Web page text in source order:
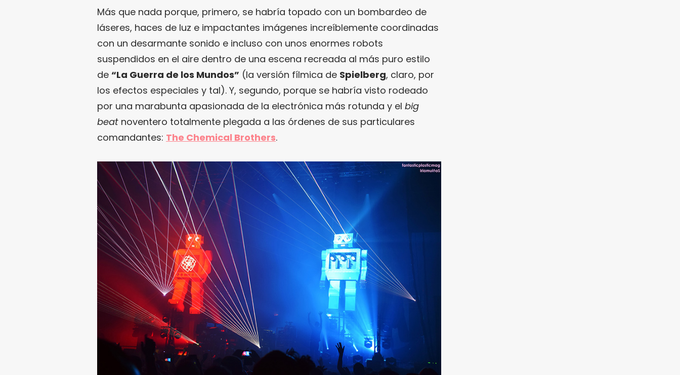
Más que nada porque, primero, se habría topado con un bombardeo de
láseres, haces de luz e impactantes imágenes increíblemente coordinadas
con un desarmante sonido e incluso con unos enormes robots
suspendidos en el aire dentro de una escena recreada al más puro estilo
de “La Guerra de los Mundos” (la versión fílmica de Spielberg, claro, por
los efectos especiales y tal). Y, segundo, porque se habría visto rodeado
por una marabunta apasionada de la electrónica más rotunda y el big
beat noventero totalmente plegada a las órdenes de sus particulares
comandantes: The Chemical Brothers.